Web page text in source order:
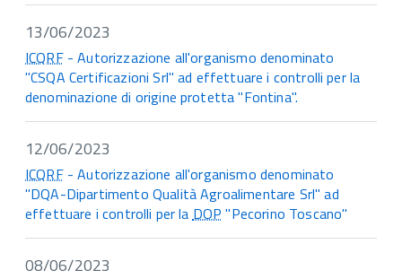
13/06/2023
ICQRF- Autorizzazione all'organismo denominato
"CSQA Certificazioni Srl" ad effettuare i controlli per la
denominazione di origine protetta "Fontina".
12/06/2023
ICQRF- Autorizzazione all'organismo denominato
"DQA-Dipartimento Qualità Agroalimentare Srl" ad
effettuare i controlli per laDOP "Pecorino Toscano"
08/06/2023